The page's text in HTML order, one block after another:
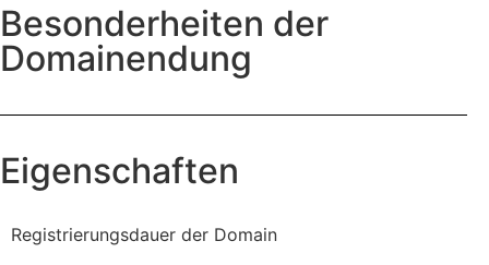
Besonderheiten der
Domainendung
Eigenschaften
Registrierungsdauer der Domain